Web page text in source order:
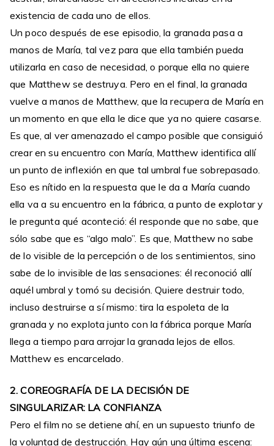
existencia de cada uno de ellos.
Un poco después de ese episodio, la granada pasa a
manos de María, tal vez para que ella también pueda
utilizarla en caso de necesidad, o porque ella no quiere
que Matthew se destruya. Pero en el final, la granada
vuelve a manos de Matthew, que la recupera de María en
un momento en que ella le dice que ya no quiere casarse.
Es que, al ver amenazado el campo posible que consiguió
crear en su encuentro con María, Matthew identifica allí
un punto de inflexión en que tal umbral fue sobrepasado.
Eso es nítido en la respuesta que le da a María cuando
ella va a su encuentro en la fábrica, a punto de explotar y
le pregunta qué aconteció: él responde que no sabe, que
sólo sabe que es “algo malo”. Es que, Matthew no sabe
de lo visible de la percepción o de los sentimientos, sino
sabe de lo invisible de las sensaciones: él reconoció allí
aquél umbral y tomó su decisión. Quiere destruir todo,
incluso destruirse a sí mismo: tira la espoleta de la
granada y no explota junto con la fábrica porque María
llega a tiempo para arrojar la granada lejos de ellos.
Matthew es encarcelado.
2. COREOGRAFÍA DE LA DECISIÓN DE
SINGULARIZAR: LA CONFIANZA
Pero el film no se detiene ahí, en un supuesto triunfo de
la voluntad de destrucción. Hay aún una última escena: